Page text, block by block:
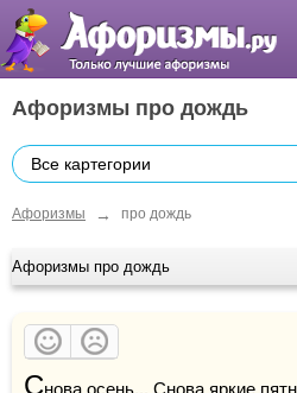
Афоризмы про дождь
Все картегории
Афоризмы → про дождь
Афоризмы про дождь
Снова осень